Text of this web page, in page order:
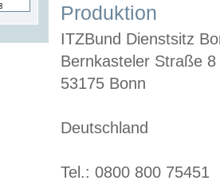
Produktion
ITZBund Dienstsitz
Bernkasteler Straße 8
53175 Bonn
Deutschland
Tel.: 0800 800 75451